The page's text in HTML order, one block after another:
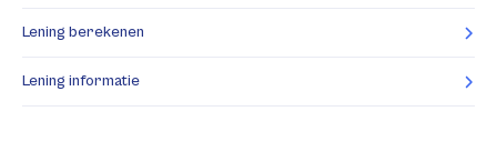
Lening berekenen
Lening informatie